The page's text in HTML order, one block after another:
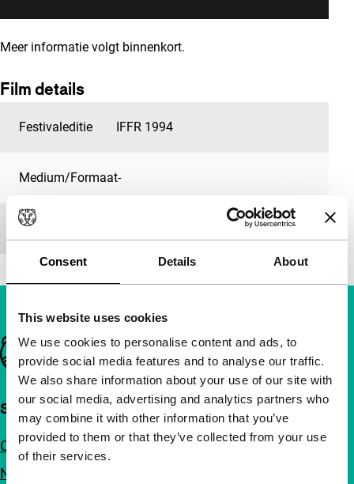
Consent Details About
This website uses cookies
We use cookies to personalise content and ads, to
provide social media features and to analyse our traffic.
We also share information about your use of our site with
our social media, advertising and analytics partners who
may combine it with other information that you’ve
provided to them or that they’ve collected from your use
of their services.
Meer informatie volgt binnenkort.
Film details
Festivaleditie IFFR 1994
Medium/Formaat-
Première status
Belangrijke links
Snel naar
Over ons
Nieuwsbrieven